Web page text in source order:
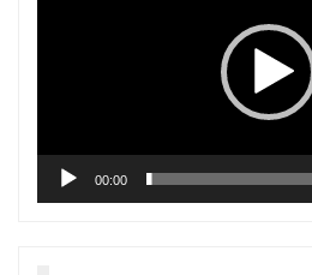
00:00